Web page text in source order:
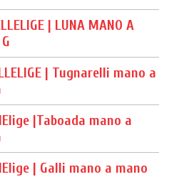
| LUNA MANO A
| Tugnarelli mano a
|Taboada mano a
| Galli mano a mano